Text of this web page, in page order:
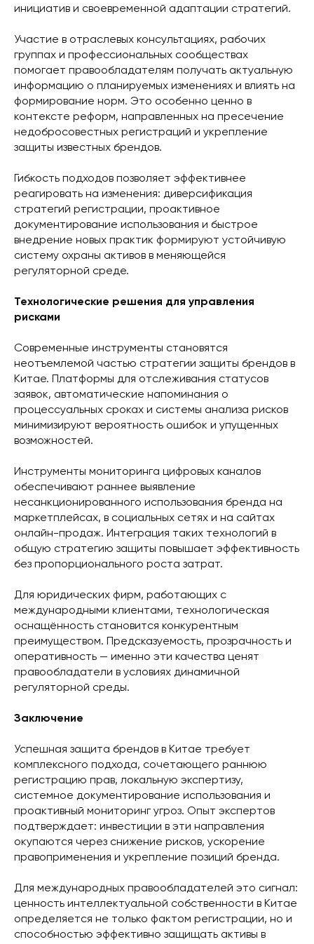
инициатив и своевременной адаптации стратегий.
Участие в отраслевых консультациях, рабочих
группах и профессиональных сообществах
помогает правообладателям получать актуальную
информацию о планируемых изменениях и влиять на
формирование норм. Это особенно ценно в
контексте реформ, направленных на пресечение
недобросовестных регистраций и укрепление
защиты известных брендов.
Гибкость подходов позволяет эффективнее
реагировать на изменения: диверсификация
стратегий регистрации, проактивное
документирование использования и быстрое
внедрение новых практик формируют устойчивую
систему охраны активов в меняющейся
регуляторной среде.
Технологические решения для управления
рисками
Современные инструменты становятся
неотъемлемой частью стратегии защиты брендов в
Китае. Платформы для отслеживания статусов
заявок, автоматические напоминания о
процессуальных сроках и системы анализа рисков
минимизируют вероятность ошибок и упущенных
возможностей.
Инструменты мониторинга цифровых каналов
обеспечивают раннее выявление
несанкционированного использования бренда на
маркетплейсах, в социальных сетях и на сайтах
онлайн-продаж. Интеграция таких технологий в
общую стратегию защиты повышает эффективность
без пропорционального роста затрат.
Для юридических фирм, работающих с
международными клиентами, технологическая
оснащённость становится конкурентным
преимуществом. Предсказуемость, прозрачность и
оперативность — именно эти качества ценят
правообладатели в условиях динамичной
регуляторной среды.
Заключение
Успешная защита брендов в Китае требует
комплексного подхода, сочетающего раннюю
регистрацию прав, локальную экспертизу,
системное документирование использования и
проактивный мониторинг угроз. Опыт экспертов
подтверждает: инвестиции в эти направления
окупаются через снижение рисков, ускорение
правоприменения и укрепление позиций бренда.
Для международных правообладателей это сигнал:
ценность интеллектуальной собственности в Китае
определяется не только фактом регистрации, но и
способностью эффективно защищать активы в